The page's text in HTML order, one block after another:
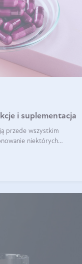
i suplementacja
przede wszystkim
niektórych